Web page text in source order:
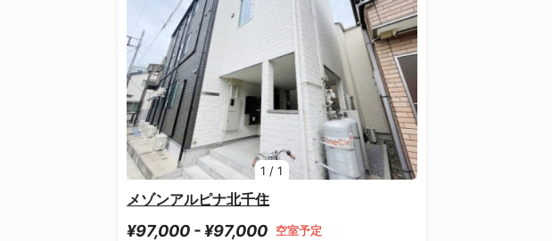
1 /1
メゾンアルピナ北千住
¥97,000 - ¥97,000 空室予定